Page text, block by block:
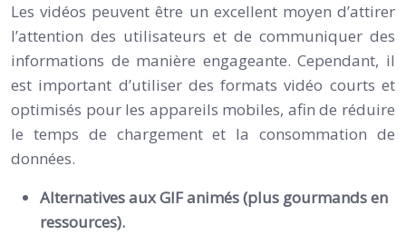
Les vidéos peuvent être un excellent moyen d’attirer
l’attention des utilisateurs et de communiquer des
informations de manière engageante. Cependant, il
est important d’utiliser des formats vidéo courts et
optimisés pour les appareils mobiles, afin de réduire
le temps de chargement et la consommation de
données.
Alternatives aux GIF animés (plus gourmands en
ressources).